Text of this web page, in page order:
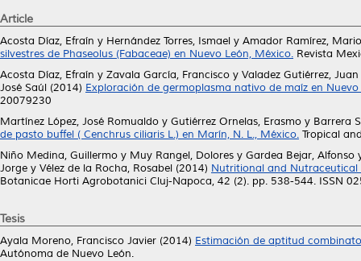
Article
Acosta Díaz, Efraín y Hernández Torres, Ismael y Amador Ramírez,
silvestres de Phaseolus (Fabaceae) en Nuevo León, México. Revista
Acosta Díaz, Efraín y Zavala García, Francisco y Valadez Gutiérrez, Juan
José Saúl (2014) Exploración de germoplasma nativo de maíz en
20079230
Martínez López, José Romualdo y Gutiérrez Ornelas, Erasmo y Barrera
de pasto buffel ( Cenchrus ciliaris L.) en Marín, N. L., México. Tropical
Niño Medina, Guillermo y Muy Rangel, Dolores y Gardea Bejar, Alfonso
Jorge y Vélez de la Rocha, Rosabel (2014) Nutritional and Nutraceutical
Botanicae Horti Agrobotanici Cluj-Napoca, 42 (2). pp. 538-544. ISSN
Tesis
Ayala Moreno, Francisco Javier (2014) Estimación de aptitud
Autónoma de Nuevo León.